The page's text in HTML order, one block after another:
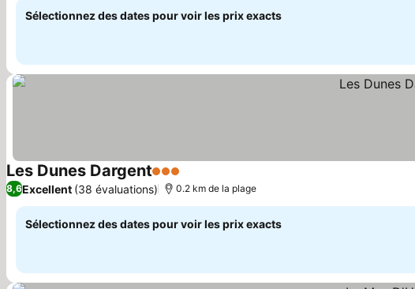
Sélectionnez des dates pour voir les prix exacts
Les Dunes Dargent3 Étoiles
8,6Excellent (38 évaluations) 0.2 km de la plage
Sélectionnez des dates pour voir les prix exacts